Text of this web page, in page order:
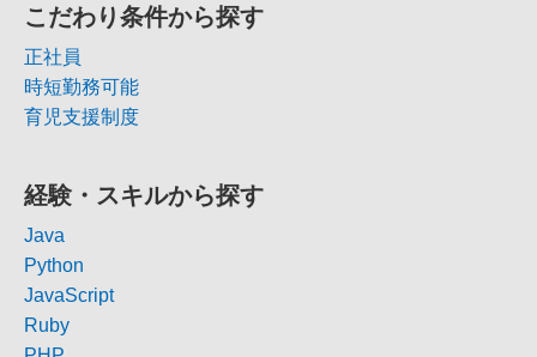
こだわり条件から探す
正社員
時短勤務可能
育児支援制度
経験・スキルから探す
Java
Python
JavaScript
Ruby